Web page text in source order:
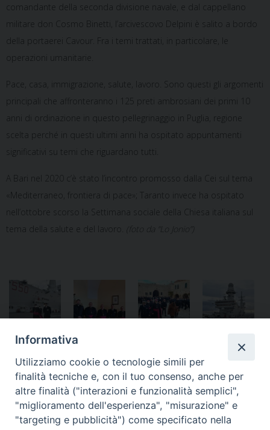
comandante della seconda divisione navale, e dal cappellano
militare don Cosmo Binetti, l’arcivescovo Delpini è salito a bordo
della portaerei Cavour. Fra i temi trattati, in particolare, le
operazioni umanitarie.
Pace, casa, immigrazione, salute, lavoro. Sono questi gli argomenti
principali che affronteranno i 125 preti ambrosiani dei primi 10
anni di ordinazione in questo pellegrinaggio in Puglia, regione
scelta perché in questi ultimi anni ha ospitato appuntamenti
significativi su temi che riguardano tutti.
A Bari nel 2020 c’è stato l’incontro promosso dalla Cei sul tema
«Mediterraneo, frontiera di pace»; Taranto invece ha ospitato
nell’ottobre scorso la Settimana sociale della Chiesa italiana sul
tema della salute e del lavoro.
Notificheapp
In preghiera per la pace in
Galatina – Una bella iniziativa
Informativa
Utilizziamo cookie o tecnologie simili per
finalità tecniche e, con il tuo consenso, anche per
altre finalità ("interazioni e funzionalità semplici",
"miglioramento dell'esperienza", "misurazione" e
"targeting e pubblicità") come specificato nella